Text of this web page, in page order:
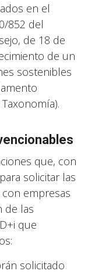
en el
852 del
de 18 de
de un
sostenibles
que, con
solicitar las
empresas
de las
que
solicitado